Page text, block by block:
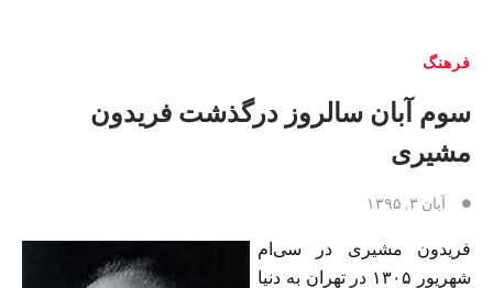
فرهنگ
سوم آبان سالروز درگذشت فریدون
مشیری
آبان ۳, ۱۳۹۵
فریدون مشیری در سی‌ام
شهریور ۱۳۰۵ در تهران به دنیا